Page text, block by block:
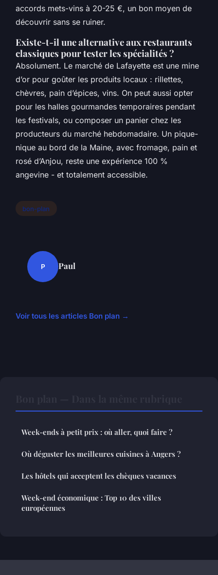
accords mets-vins à 20-25 €, un bon moyen de
découvrir sans se ruiner.
Existe-t-il une alternative aux restaurants
classiques pour tester les spécialités ?
Absolument. Le marché de Lafayette est une mine
d’or pour goûter les produits locaux : rillettes,
chèvres, pain d’épices, vins. On peut aussi opter
pour les halles gourmandes temporaires pendant
les festivals, ou composer un panier chez les
producteurs du marché hebdomadaire. Un pique-
nique au bord de la Maine, avec fromage, pain et
rosé d’Anjou, reste une expérience 100 %
angevine - et totalement accessible.
bon-plan
P Paul
Voir tous les articles Bon plan →
Week-ends à petit prix : où aller, quoi faire ?
Où déguster les meilleures cuisines à Angers ?
Les hôtels qui acceptent les chèques vacances
Week-end économique : Top 10 des villes
européennes